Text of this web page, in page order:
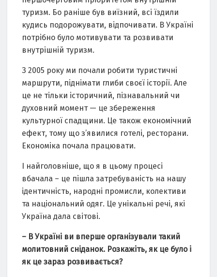
туризм. Бо раніше був виїзний, всі їздили
кудись подорожувати, відпочивати. В Україні
потрібно було мотивувати та розвивати
внутрішній туризм.
З 2005 року ми почали робити туристичні
маршрути, піднімати глиби своєї історії. Але
це не тільки історичний, пізнавальний чи
духовний момент — це збереження
культурної спадщини. Це також економічний
ефект, тому що з’явилися готелі, ресторани.
Економіка почала працювати.
І найголовніше, що я в цьому процесі
вбачала – це пішла затребуваність на нашу
ідентичність, народні промисли, колективи
та національний одяг. Це унікальні речі, які
Україна дала світові.
– В Україні ви вперше організували такий
молитовний сніданок. Розкажіть, як це було і
як це зараз розвивається?